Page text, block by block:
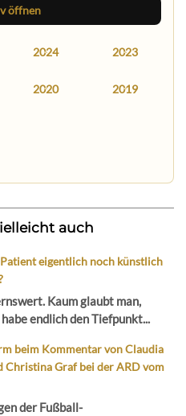
öffnen
2024 2023
2020 2019
auch
eigentlich noch künstlich
Kaum glaubt man,
endlich den Tiefpunkt...
beim Kommentar von Claudia
Christina Graf bei der ARD vom
der Fußball-